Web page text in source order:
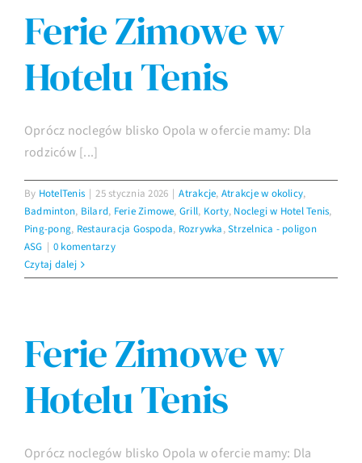
Imprezy
Kontakt
Ferie Zimowe w
Hotelu Tenis
Oprócz noclegów blisko Opola w ofercie mamy: Dla
rodziców [...]
By HotelTenis | 25 stycznia 2026 | Atrakcje, Atrakcje w okolicy,
Badminton, Bilard, Ferie Zimowe, Grill, Korty, Noclegi w Hotel Tenis,
Ping-pong, Restauracja Gospoda, Rozrywka,Strzelnica - poligon
ASG | 0 komentarzy
Czytaj dalej
Ferie Zimowe w
Hotelu Tenis
Oprócz noclegów blisko Opola w ofercie mamy: Dla